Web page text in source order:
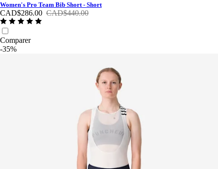
Women's Pro Team Bib Short - Short
CAD$286.00 CAD$440.00
Comparer
-35%